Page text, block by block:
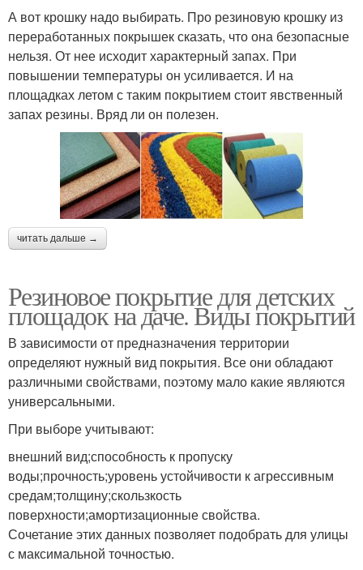
А вот крошку надо выбирать. Про резиновую крошку из
переработанных покрышек сказать, что она безопасные
нельзя. От нее исходит характерный запах. При
повышении температуры он усиливается. И на
площадках летом с таким покрытием стоит явственный
запах резины. Вряд ли он полезен.
читать дальше →
Резиновое покрытие для детских
площадок на даче. Виды покрытий
В зависимости от предназначения территории
определяют нужный вид покрытия. Все они обладают
различными свойствами, поэтому мало какие являются
универсальными.
При выборе учитывают:
внешний вид;способность к пропуску
воды;прочность;уровень устойчивости к агрессивным
средам;толщину;скользкость
поверхности;амортизационные свойства.
Сочетание этих данных позволяет подобрать для улицы
с максимальной точностью.